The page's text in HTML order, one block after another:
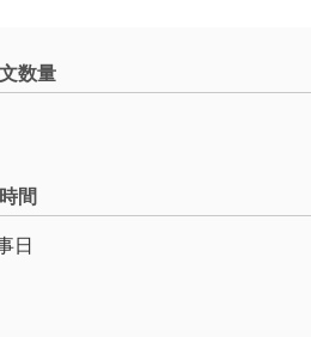
数量
間
日